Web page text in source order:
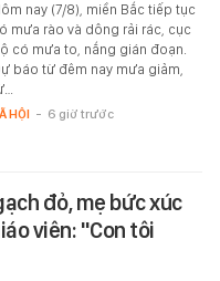
nay (7/8), miền Bắc tiếp tục
mưa rào và dông rải rác, cục
có mưa to, nắng gián đoạn.
báo từ đêm nay mưa giảm,
HỘI - 6 giờ trước
đỏ, mẹ bức xúc
viên: "Con tôi